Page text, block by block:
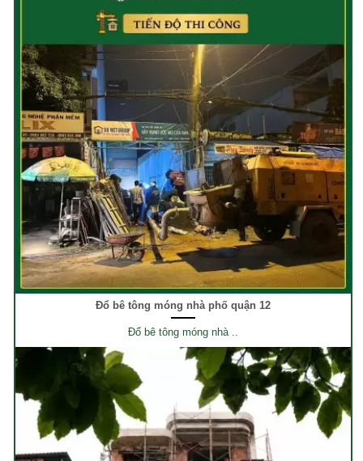
Đổ bê tông móng nhà phố quận 12
Đổ bê tông móng nhà ..